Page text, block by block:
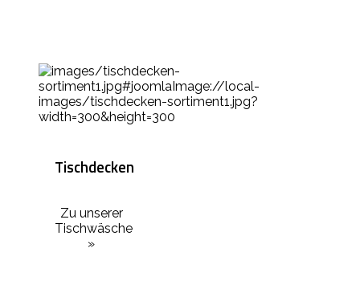
Tischdecken
Zu unserer
Tischwäsche
»